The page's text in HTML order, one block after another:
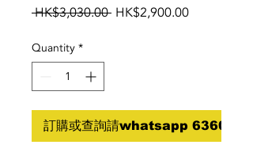
HK$3,030.00 Regular
HK$2,900.00Sale
Quantity *
訂購或查詢請whatsapp 6360